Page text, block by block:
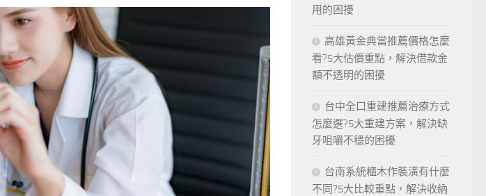
用的困擾
高雄黃金典當推薦價格怎麼
看?5大估價重點，解決借款金
額不透明的困擾
台中全口重建推薦治療方式
怎麼選?5大重建方案，解決缺
牙咀嚼不穩的困擾
台南系統櫃木作裝潢有什麼
不同?5大比較重點，解決收納